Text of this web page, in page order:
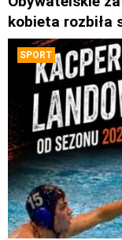
kobieta rozbiła
SPORT